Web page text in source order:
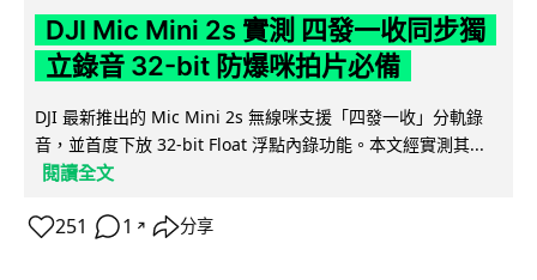
DJI Mic Mini 2s 實測 四發一收同步獨
立錄音 32-bit 防爆咪拍片必備
DJI 最新推出的 Mic Mini 2s 無線咪支援「四發一收」分軌錄
音，並首度下放 32-bit Float 浮點內錄功能。本文經實測其...
閱讀全文
251 1 ↗ 分享